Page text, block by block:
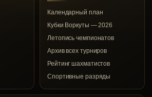
Календарный план
Кубки Воркуты — 2026
Летопись чемпионатов
Архив всех турниров
Рейтинг шахматистов
Спортивные разряды